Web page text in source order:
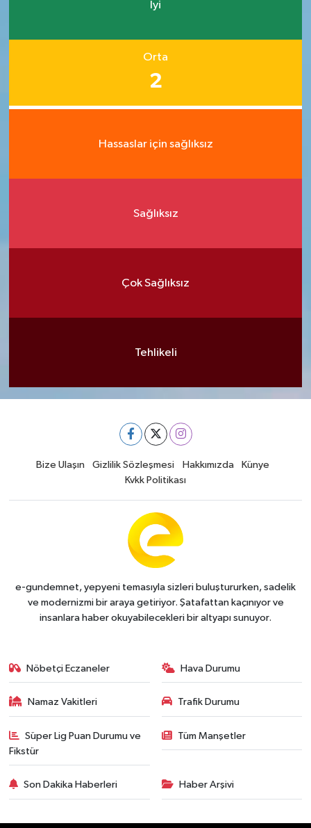
İyi
Orta
2
Hassaslar için sağlıksız
Sağlıksız
Çok Sağlıksız
Tehlikeli
Bize Ulaşın Gizlilik Sözleşmesi Hakkımızda
Künye
Kvkk Politikası
e-gundemnet, yepyeni temasıyla sizleri buluştururken, sadelik
ve modernizmi bir araya getiriyor. Şatafattan kaçınıyor ve
insanlara haber okuyabilecekleri bir altyapı sunuyor.
Nöbetçi Eczaneler Hava Durumu
Namaz Vakitleri Trafik Durumu
Süper Lig Puan Durumu ve
Fikstür
Tüm Manşetler
Son Dakika Haberleri Haber Arşivi